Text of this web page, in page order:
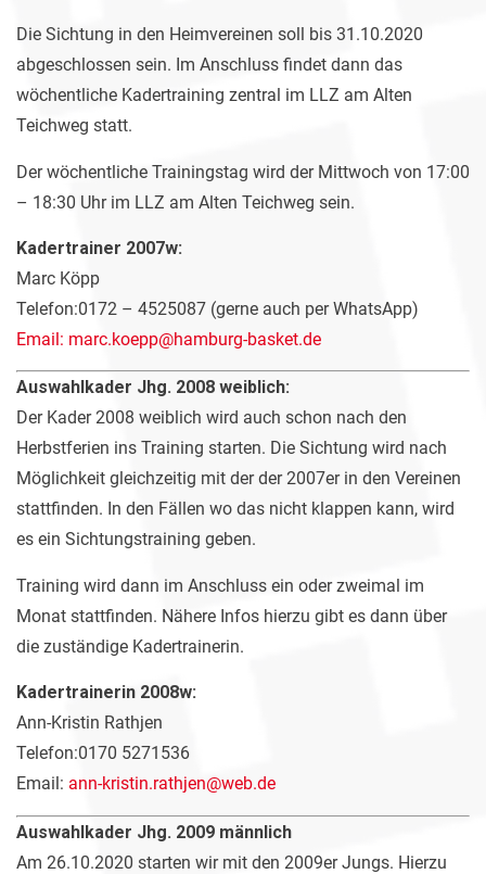
Die Sichtung in den Heimvereinen soll bis 31.10.2020
abgeschlossen sein. Im Anschluss findet dann das
wöchentliche Kadertraining zentral im LLZ am Alten
Teichweg statt.
Der wöchentliche Trainingstag wird der Mittwoch von 17:00
– 18:30 Uhr im LLZ am Alten Teichweg sein.
Kadertrainer 2007w:
Marc Köpp
Telefon:0172 – 4525087 (gerne auch per WhatsApp)
Email: marc.koepp@hamburg-basket.de
Auswahlkader Jhg. 2008 weiblich:
Der Kader 2008 weiblich wird auch schon nach den
Herbstferien ins Training starten. Die Sichtung wird nach
Möglichkeit gleichzeitig mit der der 2007er in den Vereinen
stattfinden. In den Fällen wo das nicht klappen kann, wird
es ein Sichtungstraining geben.
Training wird dann im Anschluss ein oder zweimal im
Monat stattfinden. Nähere Infos hierzu gibt es dann über
die zuständige Kadertrainerin.
Kadertrainerin 2008w:
Ann-Kristin Rathjen
Telefon:0170 5271536
Email: ann-kristin.rathjen@web.de
Auswahlkader Jhg. 2009 männlich
Am 26.10.2020 starten wir mit den 2009er Jungs. Hierzu